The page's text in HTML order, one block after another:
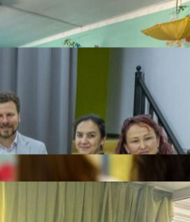
Акыркы жаңылыктар
ПРЕЗИДЕНТТИН
ШАХМАТ ИЙРИМИ АЧЫЛАТ
06.08.2026
СҮЛҮКТҮ: ӨЗГӨЧӨ
БАЛДАР ҮЧҮН БОРБОР
06.08.2026
КЫРГЫЗ ЭКСПЕРТТЕРИ
ОКУТУУ ТАЖРЫЙБАСЫ